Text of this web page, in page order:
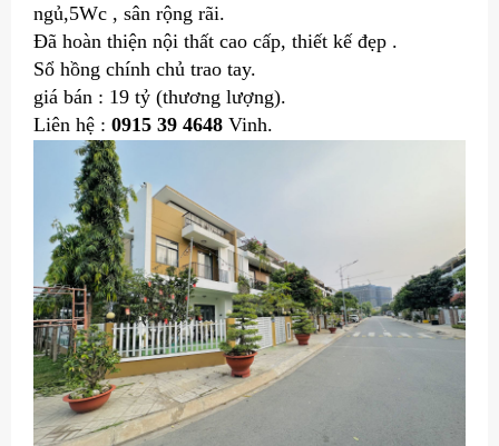
ngủ,5Wc , sân rộng rãi.
Đã hoàn thiện nội thất cao cấp, thiết kế đẹp .
Sổ hồng chính chủ trao tay.
giá bán : 19 tỷ (thương lượng).
Liên hệ : 0915 39 4648 Vinh.